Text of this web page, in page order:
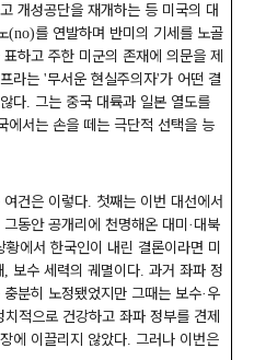
개성공단을 재개하는 등 미국의 대
(no)를 연발하며 반미의 기세를 노골
하고 주한 미군의 존재에 의문을 제
라는 '무서운 현실주의자'가 어떤 결
다. 그는 중국 대륙과 일본 열도를
에서는 손을 떼는 극단적 선택을 능
건은 이렇다. 첫째는 이번 대선에서
동안 공개리에 천명해온 대미 · 대북
에서 한국인이 내린 결론이라면 미
, 보수 세력의 궤멸이다. 과거 좌파 정
분히 노정됐었지만 그때는 보수· 우
치적으로 건강하고 좌파 정부를 견제
에 이끌리지 않았다. 그러나 이번은